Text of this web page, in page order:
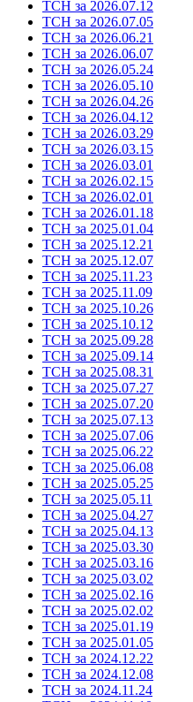
ТСН за 2026.07.12
ТСН за 2026.07.05
ТСН за 2026.06.21
ТСН за 2026.06.07
ТСН за 2026.05.24
ТСН за 2026.05.10
ТСН за 2026.04.26
ТСН за 2026.04.12
ТСН за 2026.03.29
ТСН за 2026.03.15
ТСН за 2026.03.01
ТСН за 2026.02.15
ТСН за 2026.02.01
ТСН за 2026.01.18
ТСН за 2025.01.04
ТСН за 2025.12.21
ТСН за 2025.12.07
ТСН за 2025.11.23
ТСН за 2025.11.09
ТСН за 2025.10.26
ТСН за 2025.10.12
ТСН за 2025.09.28
ТСН за 2025.09.14
ТСН за 2025.08.31
ТСН за 2025.07.27
ТСН за 2025.07.20
ТСН за 2025.07.13
ТСН за 2025.07.06
ТСН за 2025.06.22
ТСН за 2025.06.08
ТСН за 2025.05.25
ТСН за 2025.05.11
ТСН за 2025.04.27
ТСН за 2025.04.13
ТСН за 2025.03.30
ТСН за 2025.03.16
ТСН за 2025.03.02
ТСН за 2025.02.16
ТСН за 2025.02.02
ТСН за 2025.01.19
ТСН за 2025.01.05
ТСН за 2024.12.22
ТСН за 2024.12.08
ТСН за 2024.11.24